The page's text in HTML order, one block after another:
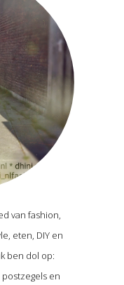
van fashion,
eten, DIY en
ben dol op:
en